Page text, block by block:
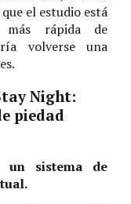
el estudio está
rápida de
volverse una
Night:
piedad
un sistema de